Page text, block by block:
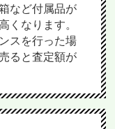
など付属品が
くなります。
スを行った場
ると査定額が